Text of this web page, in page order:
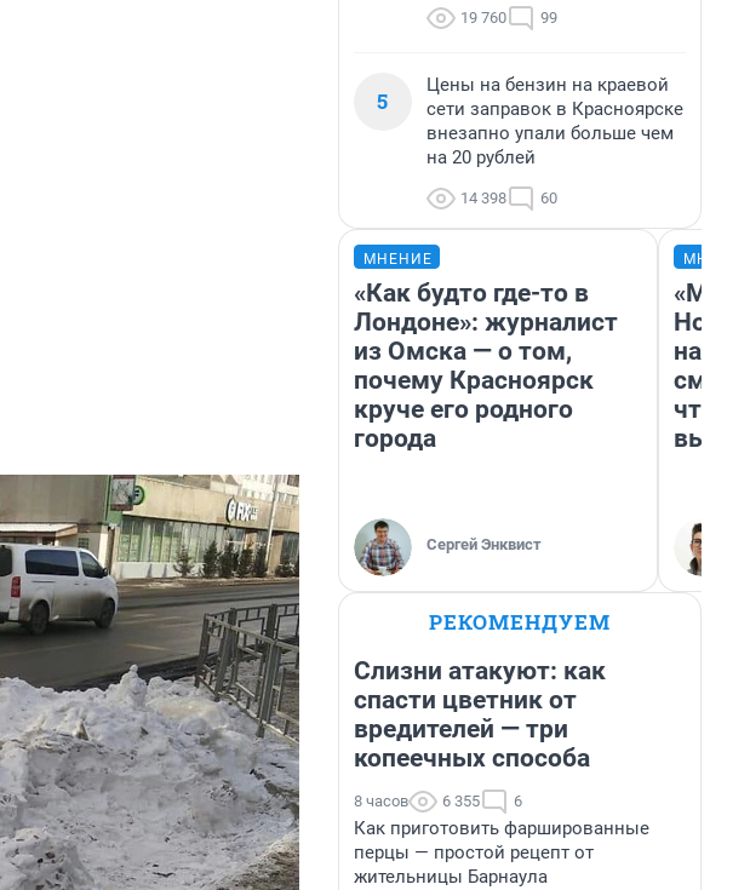
19 760 99
5
Цены на бензин на краевой
сети заправок в Красноярске
внезапно упали больше чем
на 20 рублей
14 398 60
МНЕНИЕ
«Как будто где-то в
Лондоне»: журналист
из Омска — о том,
почему Красноярск
круче его родного
города
Сергей Энквист
«Мы
РЕКОМЕНДУЕМ
Слизни атакуют: как
спасти цветник от
вредителей — три
копеечных способа
8 часов 6 355 6
Как приготовить фаршированные
перцы — простой рецепт от
жительницы Барнаула